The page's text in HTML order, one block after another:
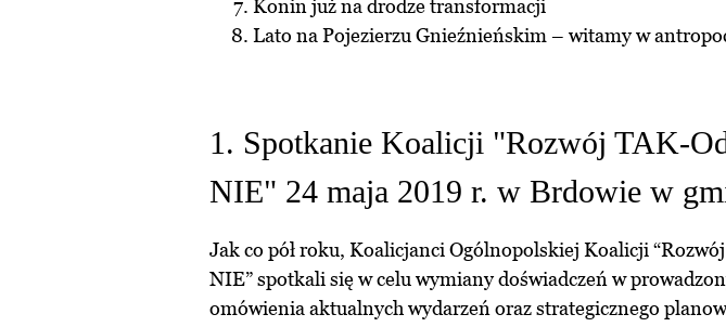
Konin już na drodze transformacji
Lato na Pojezierzu Gnieźnieńskim – witamy w
1. Spotkanie Koalicji "Rozwój TAK-
NIE" 24 maja 2019 r. w Brdowie w
Jak co pół roku, Koalicjanci Ogólnopolskiej Koalicji
NIE” spotkali się w celu wymiany doświadczeń w
omówienia aktualnych wydarzeń oraz strategicznego